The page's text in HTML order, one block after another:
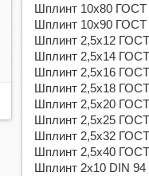
Шплинт 10х80 ГОСТ
Шплинт 10х90 ГОСТ
Шплинт 2,5х12
Шплинт 2,5х14
Шплинт 2,5х16
Шплинт 2,5х18
Шплинт 2,5х20
Шплинт 2,5х25
Шплинт 2,5х32
Шплинт 2,5х40
Шплинт 2х10 DIN 94